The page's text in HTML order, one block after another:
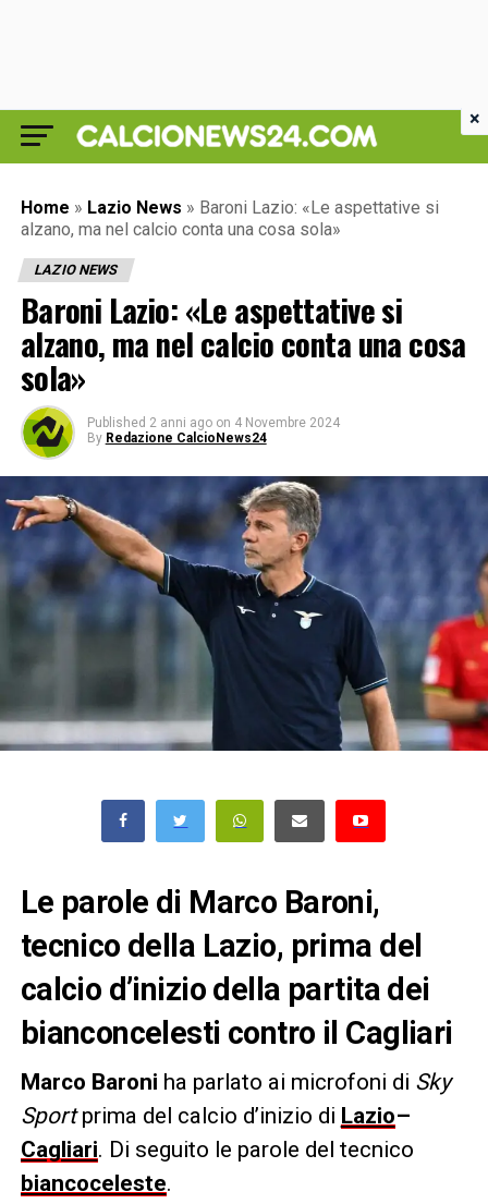
Home » Lazio News » Baroni Lazio: «Le aspettative si
alzano, ma nel calcio conta una cosa sola»
LAZIO NEWS
Baroni Lazio: «Le aspettative si
alzano, ma nel calcio conta una cosa
sola»
Published 2 anni ago on 4 Novembre 2024
By Redazione CalcioNews24
Le parole di Marco Baroni,
tecnico della Lazio, prima del
calcio d’inizio della partita dei
bianconcelesti contro il Cagliari
Marco Baroni ha parlato ai microfoni di Sky
Sportprima del calcio d’inizio di Lazio–
Cagliari. Di seguito le parole del tecnico
biancoceleste.
×